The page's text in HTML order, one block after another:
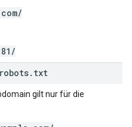
robots. txt
gilt nur für die